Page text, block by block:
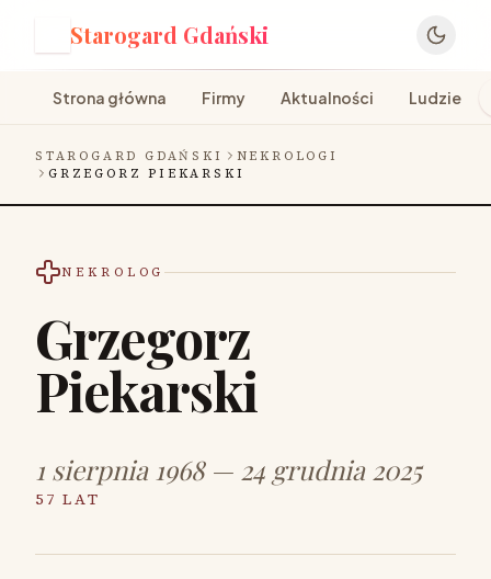
Starogard Gdański
Strona główna Firmy Aktualności Ludzie
STAROGARD GDAŃSKI
NEKROLOGI
GRZEGORZ PIEKARSKI
NEKROLOG
Grzegorz
Piekarski
1 sierpnia 1968 — 24 grudnia 2025
57 LAT